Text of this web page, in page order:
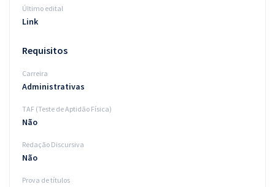
Último edital
Link
Requisitos
Carreira
Administrativas
TAF (Teste de Aptidão Física)
Não
Redação Discursiva
Não
Prova de títulos